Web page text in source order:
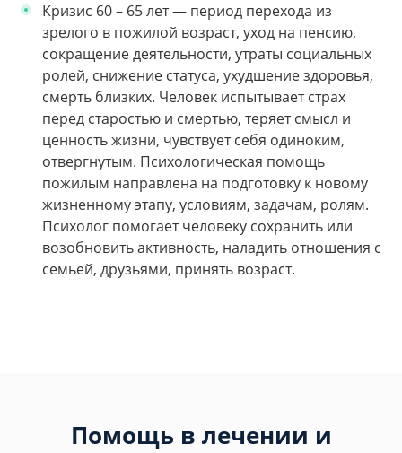
Кризис 60 – 65 лет — период перехода из
зрелого в пожилой возраст, уход на пенсию,
сокращение деятельности, утраты социальных
ролей, снижение статуса, ухудшение здоровья,
смерть близких. Человек испытывает страх
перед старостью и смертью, теряет смысл и
ценность жизни, чувствует себя одиноким,
отвергнутым. Психологическая помощь
пожилым направлена на подготовку к новому
жизненному этапу, условиям, задачам, ролям.
Психолог помогает человеку сохранить или
возобновить активность, наладить отношения с
семьей, друзьями, принять возраст.
Помощь в лечении и